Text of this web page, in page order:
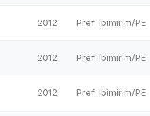
2012 Pref. Ibimirim/PE
2012 Pref. Ibimirim/PE
2012 Pref. Ibimirim/PE